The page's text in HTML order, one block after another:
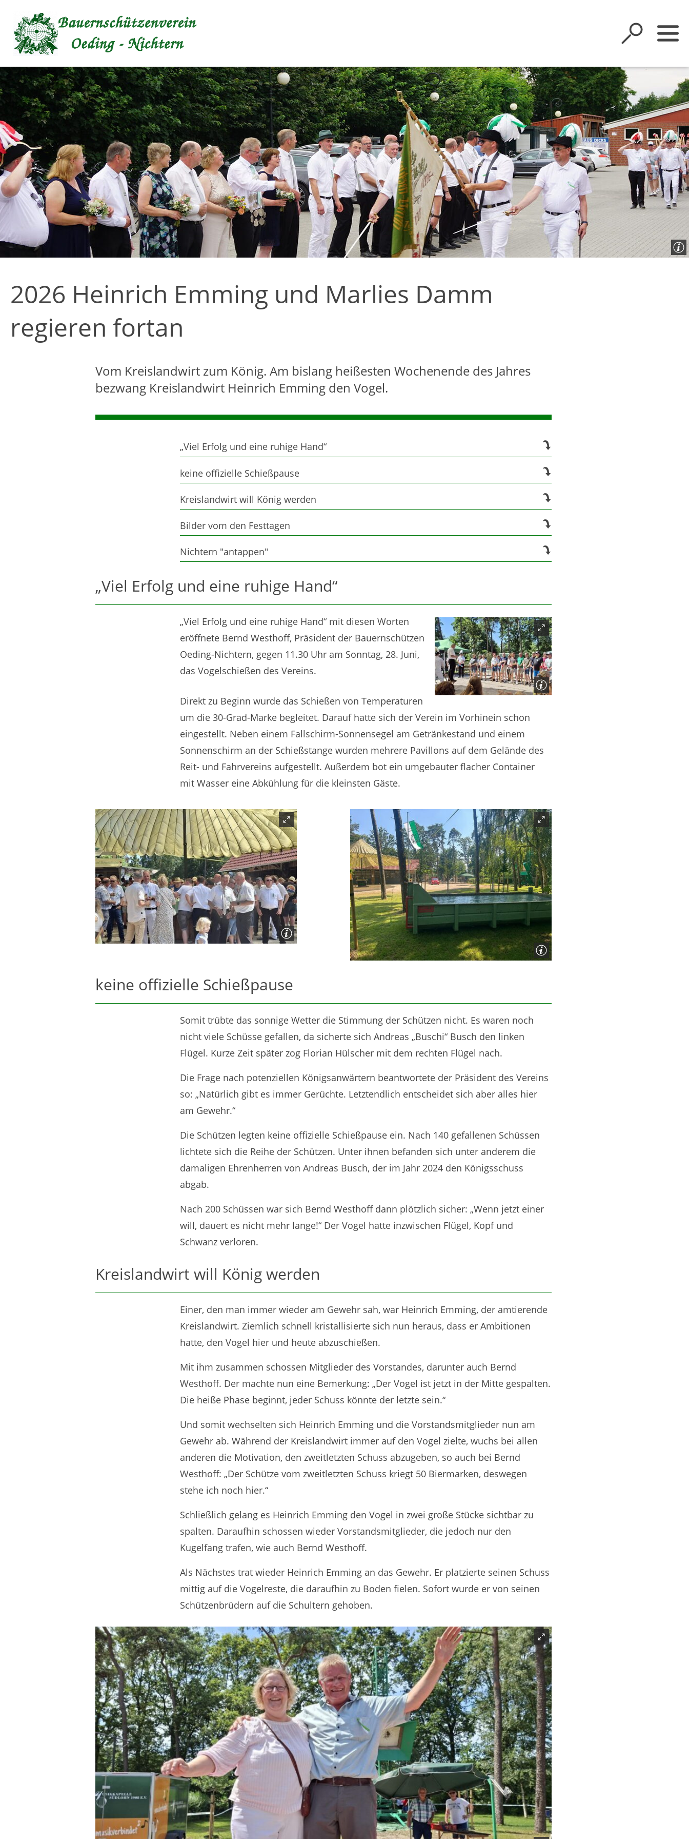
Inhalt anspringen
2026 Heinrich Emming und Marlies Damm
regieren fortan
Vom Kreislandwirt zum König. Am bislang heißesten Wochenende des Jahres
bezwang Kreislandwirt Heinrich Emming den Vogel.
„Viel Erfolg und eine ruhige Hand“
keine offizielle Schießpause
Kreislandwirt will König werden
Bilder vom den Festtagen
Nichtern "antappen"
„Viel Erfolg und eine ruhige Hand“
„Viel Erfolg und eine ruhige Hand“ mit diesen Worten
eröffnete Bernd Westhoff, Präsident der Bauernschützen
Oeding-Nichtern, gegen 11.30 Uhr am Sonntag, 28. Juni,
das Vogelschießen des Vereins.
Direkt zu Beginn wurde das Schießen von Temperaturen
um die 30-Grad-Marke begleitet. Darauf hatte sich der Verein im Vorhinein schon
eingestellt. Neben einem Fallschirm-Sonnensegel am Getränkestand und einem
Sonnenschirm an der Schießstange wurden mehrere Pavillons auf dem Gelände des
Reit- und Fahrvereins aufgestellt. Außerdem bot ein umgebauter flacher Container
mit Wasser eine Abkühlung für die kleinsten Gäste.
keine offizielle Schießpause
Somit trübte das sonnige Wetter die Stimmung der Schützen nicht. Es waren noch
nicht viele Schüsse gefallen, da sicherte sich Andreas „Buschi“ Busch den linken
Flügel. Kurze Zeit später zog Florian Hülscher mit dem rechten Flügel nach.
Die Frage nach potenziellen Königsanwärtern beantwortete der Präsident des Vereins
so: „Natürlich gibt es immer Gerüchte. Letztendlich entscheidet sich aber alles hier
am Gewehr.“
Die Schützen legten keine offizielle Schießpause ein. Nach 140 gefallenen Schüssen
lichtete sich die Reihe der Schützen. Unter ihnen befanden sich unter anderem die
damaligen Ehrenherren von Andreas Busch, der im Jahr 2024 den Königsschuss
abgab.
Nach 200 Schüssen war sich Bernd Westhoff dann plötzlich sicher: „Wenn jetzt einer
will, dauert es nicht mehr lange!“ Der Vogel hatte inzwischen Flügel, Kopf und
Schwanz verloren.
Kreislandwirt will König werden
Einer, den man immer wieder am Gewehr sah, war Heinrich Emming, der amtierende
Kreislandwirt. Ziemlich schnell kristallisierte sich nun heraus, dass er Ambitionen
hatte, den Vogel hier und heute abzuschießen.
Mit ihm zusammen schossen Mitglieder des Vorstandes, darunter auch Bernd
Westhoff. Der machte nun eine Bemerkung: „Der Vogel ist jetzt in der Mitte gespalten.
Die heiße Phase beginnt, jeder Schuss könnte der letzte sein.“
Und somit wechselten sich Heinrich Emming und die Vorstandsmitglieder nun am
Gewehr ab. Während der Kreislandwirt immer auf den Vogel zielte, wuchs bei allen
anderen die Motivation, den zweitletzten Schuss abzugeben, so auch bei Bernd
Westhoff: „Der Schütze vom zweitletzten Schuss kriegt 50 Biermarken, deswegen
stehe ich noch hier.“
Schließlich gelang es Heinrich Emming den Vogel in zwei große Stücke sichtbar zu
spalten. Daraufhin schossen wieder Vorstandsmitglieder, die jedoch nur den
Kugelfang trafen, wie auch Bernd Westhoff.
Als Nächstes trat wieder Heinrich Emming an das Gewehr. Er platzierte seinen Schuss
mittig auf die Vogelreste, die daraufhin zu Boden fielen. Sofort wurde er von seinen
Schützenbrüdern auf die Schultern gehoben.